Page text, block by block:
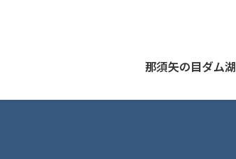
那須矢の目ダム湖